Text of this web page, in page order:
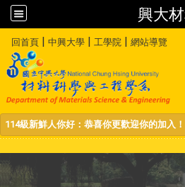
興大
回首頁 | 中興大學 | 工學院 | 網站導覽
114級新鮮人你好：恭喜你更歡迎你的加入！